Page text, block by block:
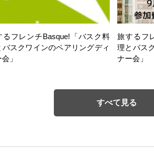
るフレンチBasque!「バスク料
バスクワインのペアリングディ
」
旅するフ
理とバス
ナー会」
すべて見る